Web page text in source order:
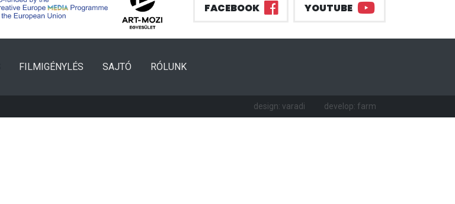
FACEBOOK YOUTUBE
FILMIGÉNYLÉS SAJTÓ RÓLUNK
design: varadi develop: farm